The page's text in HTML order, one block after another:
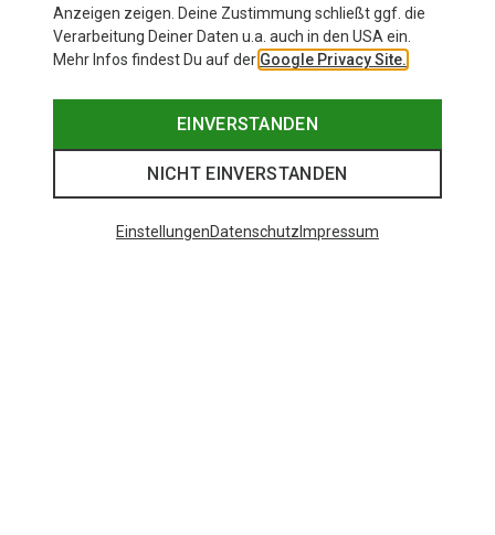
Anzeigen zeigen. Deine Zustimmung schließt ggf. die
Verarbeitung Deiner Daten u.a. auch in den USA ein.
Mehr Infos findest Du auf der Google Privacy Site.
EINVERSTANDEN
NICHT EINVERSTANDEN
EinstellungenDatenschutz Impressum